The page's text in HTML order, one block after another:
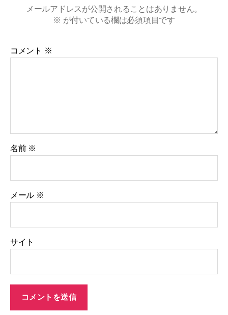
メールアドレスが公開されることはありません。
※ が付いている欄は必須項目です
コメント ※
名前 ※
メール ※
サイト